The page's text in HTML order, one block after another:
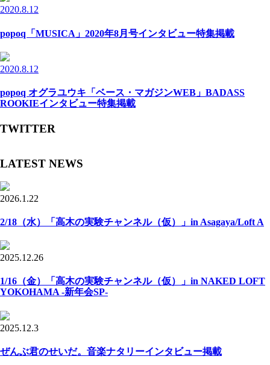
2020.8.12
popoq「MUSICA」2020年8月号インタビュー特集掲載
2020.8.12
popoq オグラユウキ「ベース・マガジンWEB」BADASS
ROOKIEインタビュー特集掲載
TWITTER
LATEST NEWS
2026.1.22
2/18（水）「高木の実験チャンネル（仮）」in Asagaya/Loft A
2025.12.26
1/16（金）「高木の実験チャンネル（仮）」in NAKED LOFT
YOKOHAMA -新年会SP-
2025.12.3
ぜんぶ君のせいだ。音楽ナタリーインタビュー掲載